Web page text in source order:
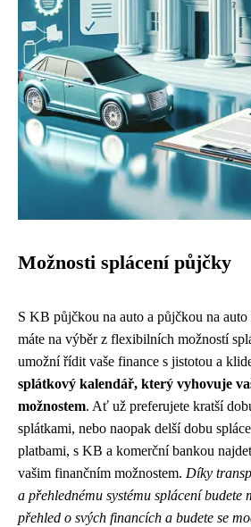
Možnosti splácení půjčky
S KB půjčkou na auto a půjčkou na
máte na výběr z flexibilních možností
umožní řídit vaše finance s jistotou a
splátkový kalendář, který vyhovuje
možnostem. Ať už preferujete kratší
splátkami, nebo naopak delší dobu
platbami, s KB a komerční bankou
vašim finančním možnostem. Díky
a přehlednému systému splácení budete
přehled o svých financích a budete se